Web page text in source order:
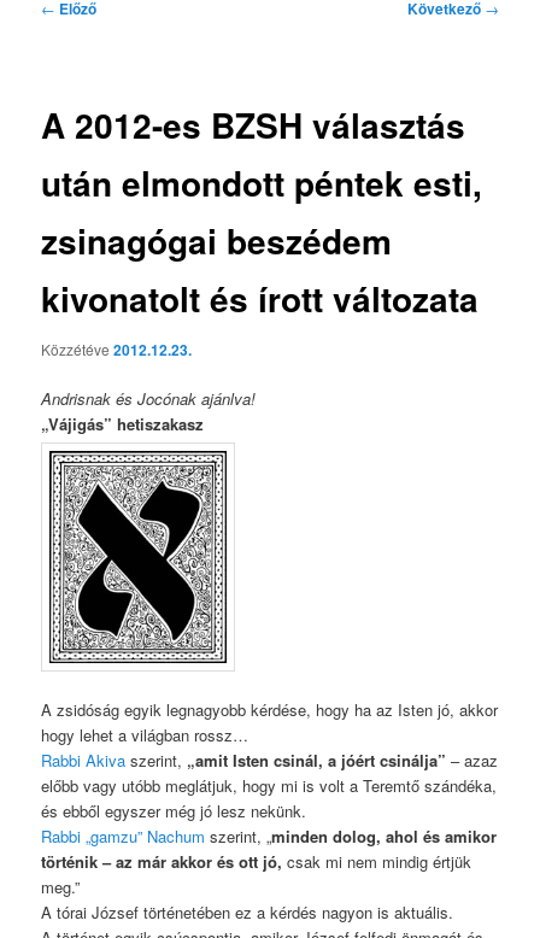
Bejegyzés
← Előző Következő →
A 2012-es BZSH választás
után elmondott péntek esti,
zsinagógai beszédem
kivonatolt és írott változata
Közzétéve2012.12.23.
Andrisnak ésJocónak ajánlva!
„Vájigás” hetiszakasz
A zsidóság egyik legnagyobb kérdése, hogy ha az Isten jó, akkor
hogy lehet a világban rossz…
Rabbi Akiva szerint, „amit Isten csinál, a jóért csinálja” – azaz
előbb vagy utóbb meglátjuk, hogy mi is volt a Teremtő szándéka,
és ebből egyszer még jó lesz nekünk.
Rabbi „gamzu” Nachum szerint, „minden dolog, ahol és amikor
történik – az már akkor és ott jó, csak mi nem mindig értjük
meg.”
A tórai József történetében ez a kérdés nagyon is aktuális.